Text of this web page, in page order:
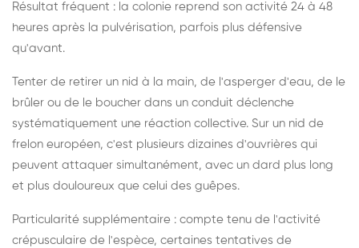
Résultat fréquent : la colonie reprend son activité 24 à 48
heures après la pulvérisation, parfois plus défensive
qu'avant.
Tenter de retirer un nid à la main, de l'asperger d'eau, de le
brûler ou de le boucher dans un conduit déclenche
systématiquement une réaction collective. Sur un nid de
frelon européen, c'est plusieurs dizaines d'ouvrières qui
peuvent attaquer simultanément, avec un dard plus long
et plus douloureux que celui des guêpes.
Particularité supplémentaire : compte tenu de l'activité
crépusculaire de l'espèce, certaines tentatives de